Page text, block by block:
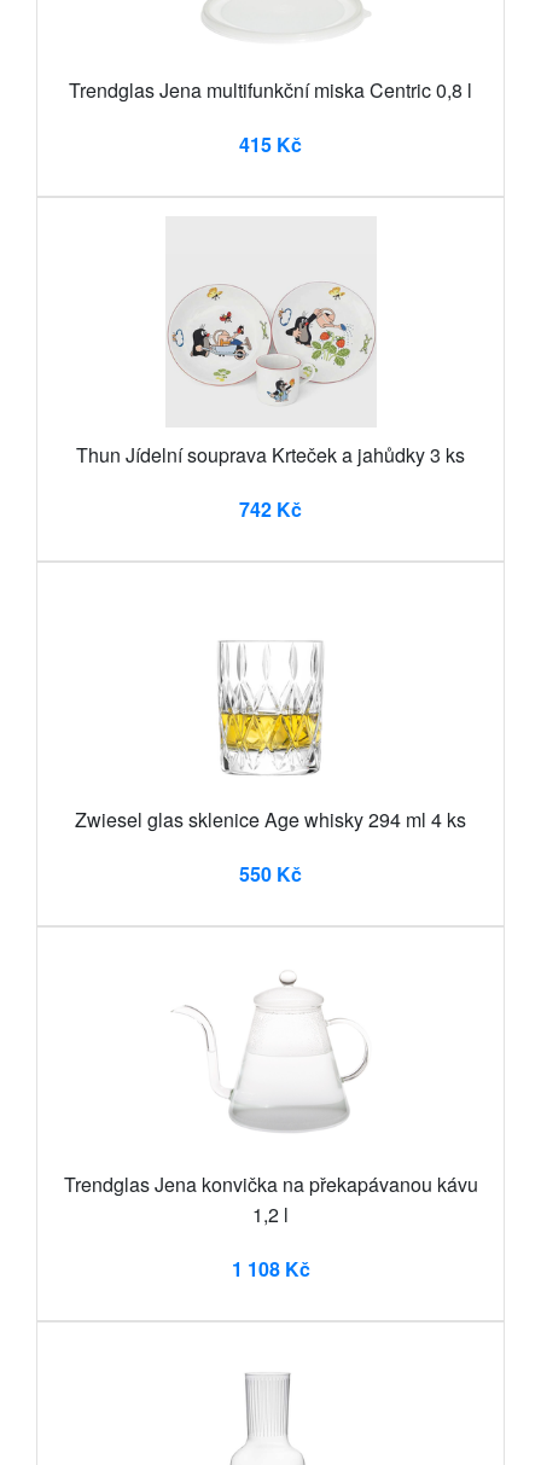
Trendglas Jena multifunkční miska Centric 0,8 l
415 Kč
Thun Jídelní souprava Krteček a jahůdky 3 ks
742 Kč
Zwiesel glas sklenice Age whisky 294 ml 4 ks
550 Kč
Trendglas Jena konvička na překapávanou kávu
1,2 l
1 108 Kč